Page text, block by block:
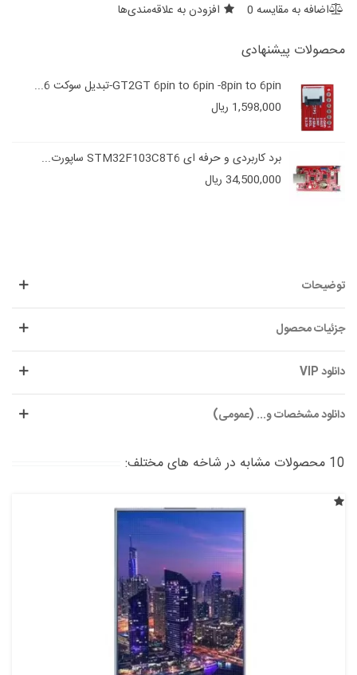
اضافه به مقایسه 0 افزودن به علاقه‌مندی‌ها
محصولات پیشنهادی
GT2GT 6pin to 6pin -8pin to 6pin-تبدیل سوکت 6...
1,598,000 ریال
برد کاربردی و حرفه ای STM32F103C8T6 ساپورت...
34,500,000 ریال
توضیحات
جزئیات محصول
دانلود VIP
دانلود مشخصات و... (عمومی)
10 محصولات مشابه در شاخه های مختلف: